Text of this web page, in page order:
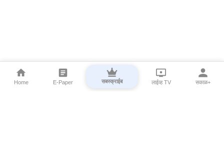
Home E-Paper सबस्क्राईब लाईव्ह TV सकाळ+